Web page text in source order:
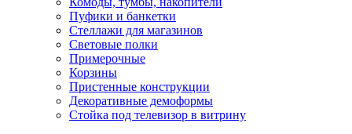
Пуфики и банкетки
Стеллажи для магазинов
Световые полки
Примерочные
Корзины
Пристенные конструкции
Декоративные демоформы
Стойка под телевизор в витрину